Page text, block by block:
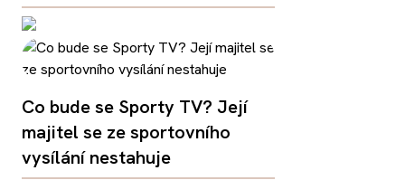
Co bude se Sporty TV? Její
majitel se ze sportovního
vysílání nestahuje